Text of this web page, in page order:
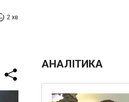
2 хв
АНАЛІТИКА